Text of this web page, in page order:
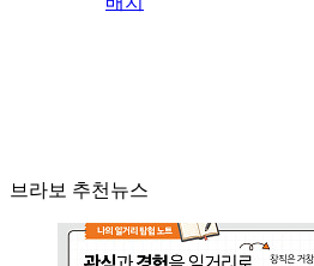
브라보 추천뉴스